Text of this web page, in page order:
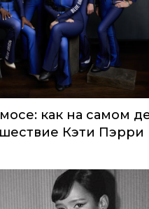
как на самом
Кэти Пэрри